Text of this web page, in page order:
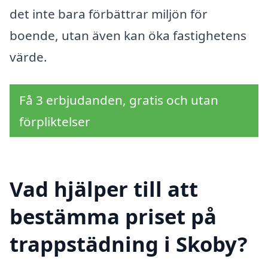
det inte bara förbättrar miljön för
boende, utan även kan öka fastighetens
värde.
Få 3 erbjudanden, gratis och utan
förpliktelser
Vad hjälper till att
bestämma priset på
trappstädning i Skoby?